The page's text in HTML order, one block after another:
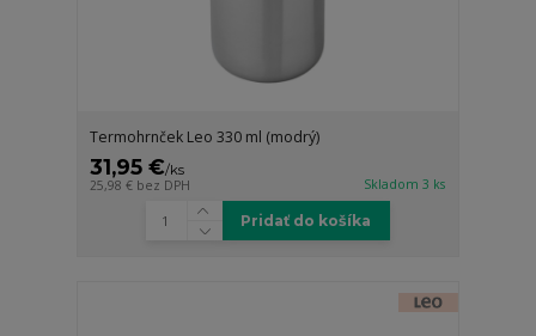
Termohrnček Leo 330 ml (modrý)
31,95 €/ks
25,98 € bez DPH Skladom 3 ks
Pridať do košíka